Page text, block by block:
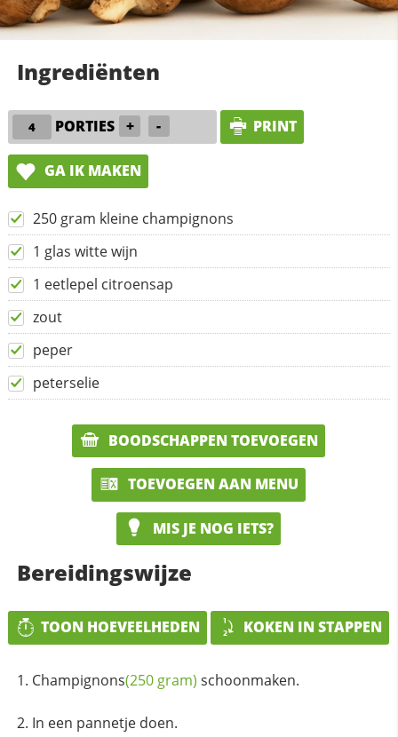
Ingrediënten
PORTIES + - PRINT
GA IK MAKEN
250 gram kleine champignons
1 glas witte wijn
1 eetlepel citroensap
zout
peper
peterselie
BOODSCHAPPEN TOEVOEGEN
TOEVOEGEN AAN MENU
MIS JE NOG IETS?
Bereidingswijze
TOON HOEVEELHEDEN KOKEN IN STAPPEN
Champignons(250 gram) schoonmaken.
In een pannetje doen.